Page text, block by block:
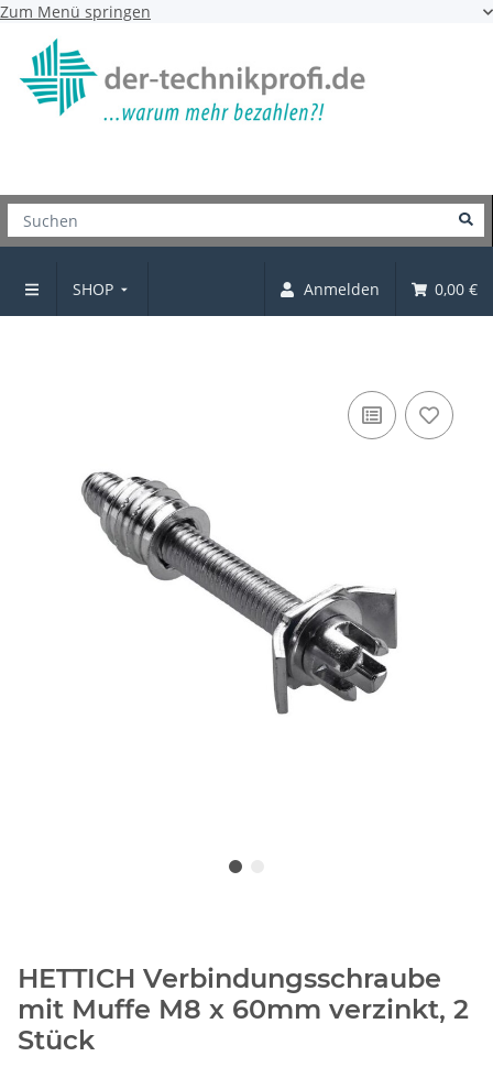
Zum Menü springen
SHOP Anmelden 0,00 €
Verbindungsschraube
HETTICH Verbindungsschraube
mit Muffe M8 x 60mm verzinkt, 2
Stück